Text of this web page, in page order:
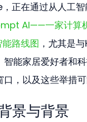
正在通过从人工
AI——一家计算
路线图 ，尤其是
能家居爱好者和
，以及这些举措
景与背景